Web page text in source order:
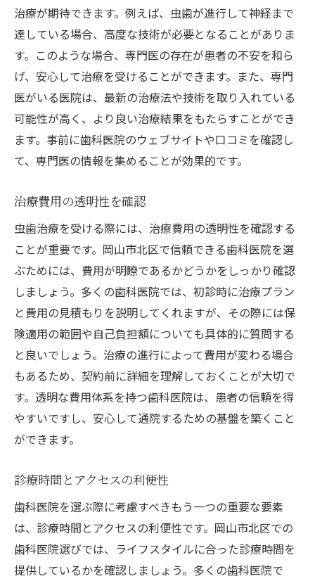
治療が期待できます。例えば、虫歯が進行して神経まで
達している場合、高度な技術が必要となることがありま
す。このような場合、専門医の存在が患者の不安を和ら
げ、安心して治療を受けることができます。また、専門
医がいる医院は、最新の治療法や技術を取り入れている
可能性が高く、より良い治療結果をもたらすことができ
ます。事前に歯科医院のウェブサイトや口コミを確認し
て、専門医の情報を集めることが効果的です。
治療費用の透明性を確認
虫歯治療を受ける際には、治療費用の透明性を確認する
ことが重要です。岡山市北区で信頼できる歯科医院を選
ぶためには、費用が明瞭であるかどうかをしっかり確認
しましょう。多くの歯科医院では、初診時に治療プラン
と費用の見積もりを説明してくれますが、その際には保
険適用の範囲や自己負担額についても具体的に質問する
と良いでしょう。治療の進行によって費用が変わる場合
もあるため、契約前に詳細を理解しておくことが大切で
す。透明な費用体系を持つ歯科医院は、患者の信頼を得
やすいですし、安心して通院するための基盤を築くこと
ができます。
診療時間とアクセスの利便性
歯科医院を選ぶ際に考慮すべきもう一つの重要な要素
は、診療時間とアクセスの利便性です。岡山市北区での
歯科医院選びでは、ライフスタイルに合った診療時間を
提供しているかを確認しましょう。多くの歯科医院で